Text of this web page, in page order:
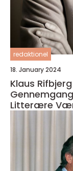
redaktionel
18. January 2024
Klaus
Litterære